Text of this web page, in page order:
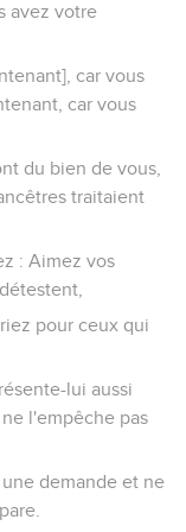
avez votre
car vous
car vous
du bien de vous,
traitaient
: Aimez vos
pour ceux qui
lui aussi
l'empêche pas
demande et ne